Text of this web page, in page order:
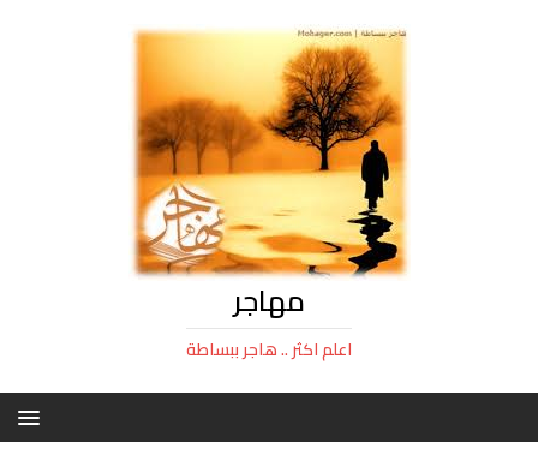
مهاجر
اعلم اكثر .. هاجر ببساطة